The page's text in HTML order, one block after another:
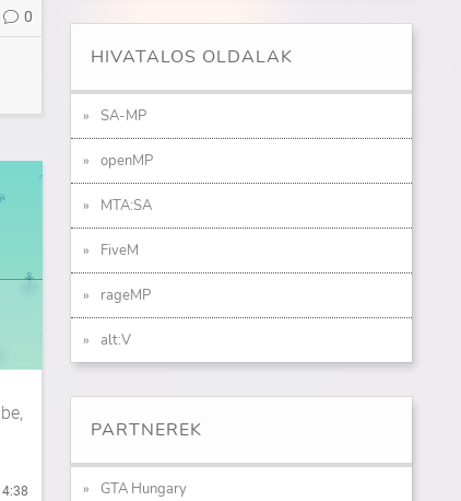
0
HIVATALOS OLDALAK
SA-MP
openMP
MTA:SA
FiveM
rageMP
alt:V
PARTNEREK
GTA Hungary